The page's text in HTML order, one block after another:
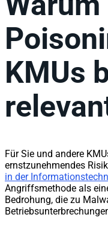
KMUs
Für Sie und andere
ernstzunehmendes
in der
Angriffsmethode als
Bedrohung, die zu